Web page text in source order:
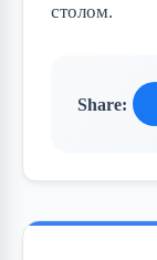
столом.
Share: